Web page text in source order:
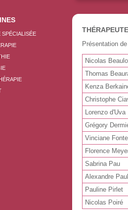
SPÉCIALISÉE
Présentation
Nicolas
Thomas
Kenza
Christophe
Lorenzo d'Uva
Grégory
Vinciane
Florence
Sabrina Pau
Alexandre
Pauline Pirlet
Nicolas Poiré